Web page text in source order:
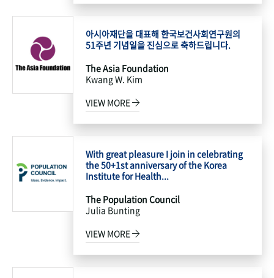
아시아재단을 대표해 한국보건사회연구원의
51주년 기념일을 진심으로 축하드립니다.
The Asia Foundation
Kwang W. Kim
VIEW MORE
With great pleasure I join in celebrating
the 50+1st anniversary of the Korea
Institute for Health...
The Population Council
Julia Bunting
VIEW MORE